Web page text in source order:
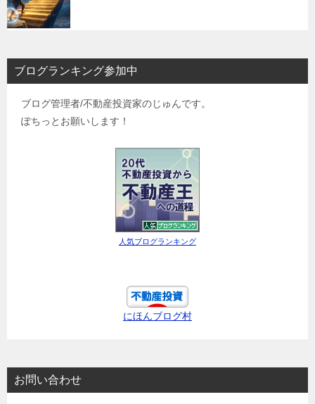
ブログランキング参加中
ブログ管理者/不動産投資家のじゅんです。
ぽちっとお願いします！
人気ブログランキング
にほんブログ村
お問い合わせ